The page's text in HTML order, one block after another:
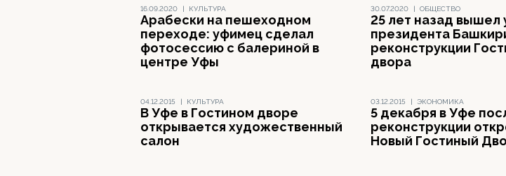
16.09.2020 | КУЛЬТУРА
Арабески на пешеходном
переходе: уфимец сделал
фотосессию с балериной в
центре Уфы
30.07.2020 | ОБЩЕСТВО
25 лет назад вышел
президента
реконструкции
двора
04.12.2015 | КУЛЬТУРА
В Уфе в Гостином дворе
открывается художественный
салон
03.12.2015 | ЭКОНОМИКА
5 декабря в Уфе
реконструкции
Новый Гостиный